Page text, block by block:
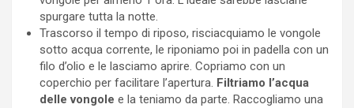
spurgare tutta la notte.
Trascorso il tempo di riposo, risciacquiamo le vongole
sotto acqua corrente, le riponiamo poi in padella con un
filo d’olio e le lasciamo aprire. Copriamo con un
coperchio per facilitare l’apertura. Filtriamo l’acqua
delle vongole e la teniamo da parte. Raccogliamo una